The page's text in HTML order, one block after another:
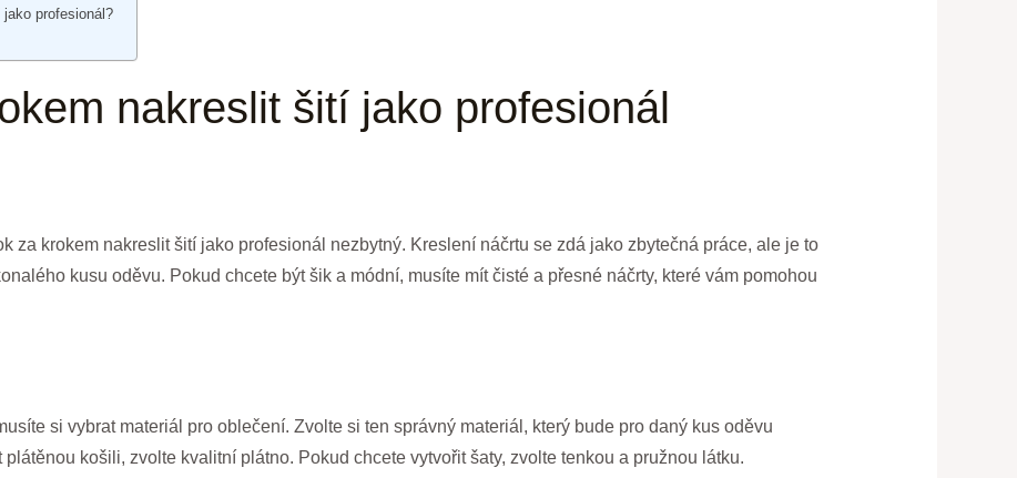
profesionál?
nakreslit šití jako profesionál
za krokem nakreslit šití jako profesionál nezbytný. Kreslení náčrtu se zdá jako zbytečná práce, ale je to
kusu oděvu. Pokud chcete být šik a módní, musíte mít čisté a přesné náčrty, které vám pomohou
si vybrat materiál pro oblečení. Zvolte si ten správný materiál, který bude pro daný kus oděvu
košili, zvolte kvalitní plátno. Pokud chcete vytvořit šaty, zvolte tenkou a pružnou látku.